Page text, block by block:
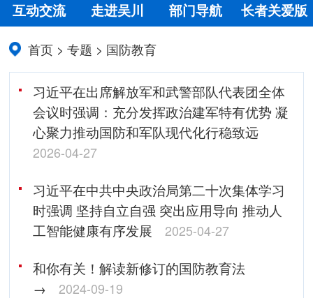
互动交流
走进吴川 部门导航 长者关爱版
首页 >专题 > 国防教育
习近平在出席解放军和武警部队代表团全体
会议时强调：充分发挥政治建军特有优势 凝
心聚力推动国防和军队现代化行稳致远
2026-04-27
习近平在中共中央政治局第二十次集体学习
时强调 坚持自立自强 突出应用导向 推动人
工智能健康有序发展
2025-04-27
和你有关！解读新修订的国防教育法
→
2024-09-19